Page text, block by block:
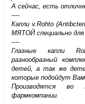
А сейчас, есть
----
Капли v.Rohto
МЯТОЙ специально
----
Глазные капли
разнообразный
детей, а так же
которые подойдут Вам.
Производятся во
фармкомпании.